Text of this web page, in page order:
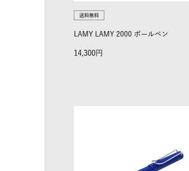
送料無料
LAMY LAMY 2000 ボールペン
14,300